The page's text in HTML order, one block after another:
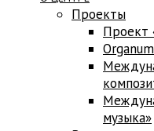
Проекты
Проект
музыка»